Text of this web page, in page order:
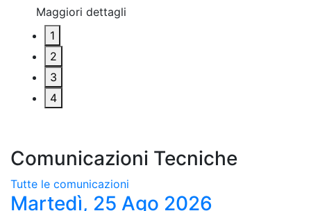
Maggiori dettagli
Maggiori dettagli
1
2
3
4
Comunicazioni Tecniche
Tutte le comunicazioni
Martedì, 25 Ago 2026